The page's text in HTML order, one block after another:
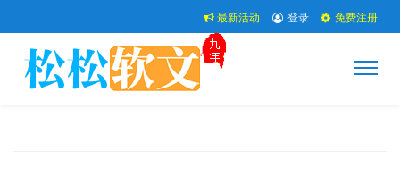
最新活动 登录 免费注册